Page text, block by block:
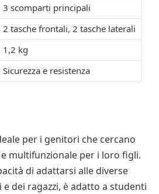
3 scomparti principali
2 tasche frontali, 2 tasche laterali
1,2 kg
Sicurezza e resistenza
per i genitori che cercano
multifunzionale per i loro figli.
di adattarsi alle diverse
dei ragazzi, è adatto a studenti